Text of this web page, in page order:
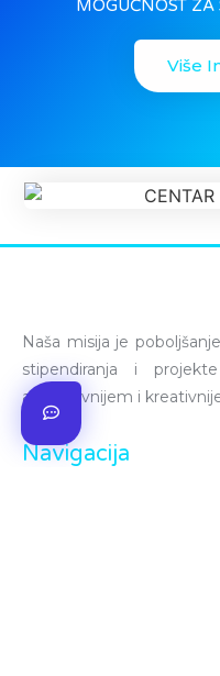
MOGUĆNOST
Više
Naša misija je
stipendiranja i
afirmativnijem i
Navigacija